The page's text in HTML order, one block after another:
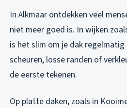
In Alkmaar ontdekken veel
niet meer goed is. In wijken
is het slim om je dak
scheuren, losse randen of
de eerste tekenen.
Op platte daken, zoals in